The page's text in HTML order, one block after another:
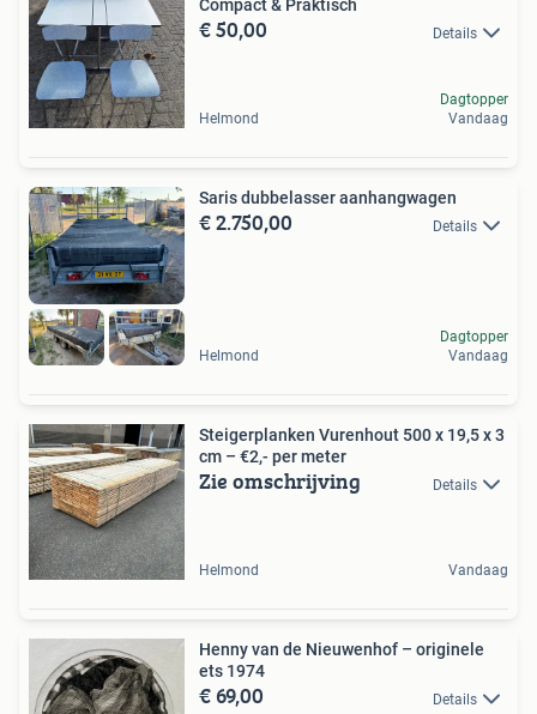
Compact & Praktisch
€ 50,00 Details
Helmond
Dagtopper
Vandaag
Saris dubbelasser aanhangwagen
€ 2.750,00 Details
Helmond
Dagtopper
Vandaag
Steigerplanken Vurenhout 500 x 19,5 x 3
cm – €2,- per meter
Zie omschrijving Details
Helmond Vandaag
Henny van de Nieuwenhof – originele
ets 1974
€ 69,00 Details